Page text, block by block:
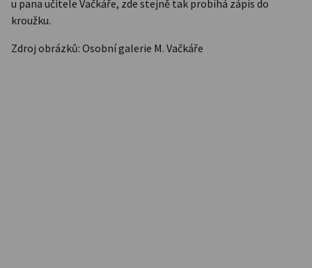
u pana učitele Vačkáře, zde stejně tak probíhá zápis do
kroužku.
Zdroj obrázků: Osobní galerie M. Vačkáře